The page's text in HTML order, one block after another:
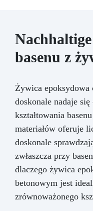
basenu z
Żywica
doskonale nadaje
kształtowania
materiałów oferuje
doskonale
zwłaszcza przy
dlaczego żywica
betonowym jest
zrównoważonego